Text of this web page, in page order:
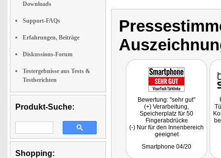
Downloads
Support-FAQs
Erfahrungen, Beiträge
Diskussions-Forum
Testergebnisse aus Tests &
Testberichten
Produkt-Suche:
Shopping:
Bewertung: "sehr gut"
(+) Verarbeitung,
Speicherplatz für 50
Fingerabdrücke
(-) Nur für den Innenbereich
geeignet
Edelstahl gefertigten
Smartphone 04/20